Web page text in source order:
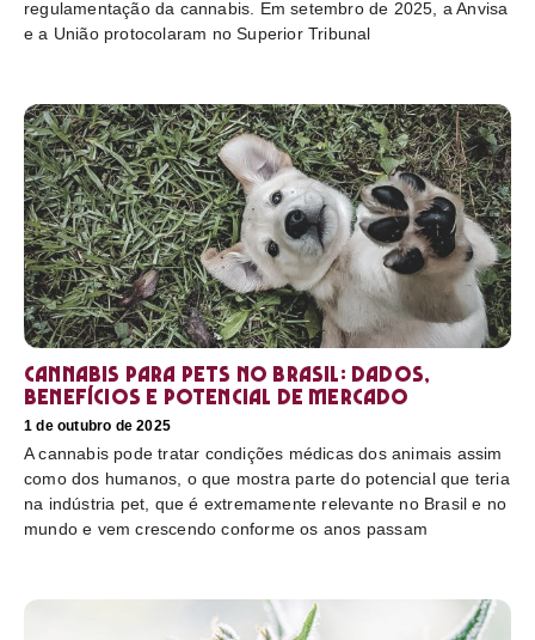
regulamentação da cannabis. Em setembro de 2025, a Anvisa
e a União protocolaram no Superior Tribunal
Cannabis para pets no Brasil: dados,
benefícios e potencial de mercado
1 de outubro de 2025
A cannabis pode tratar condições médicas dos animais assim
como dos humanos, o que mostra parte do potencial que teria
na indústria pet, que é extremamente relevante no Brasil e no
mundo e vem crescendo conforme os anos passam